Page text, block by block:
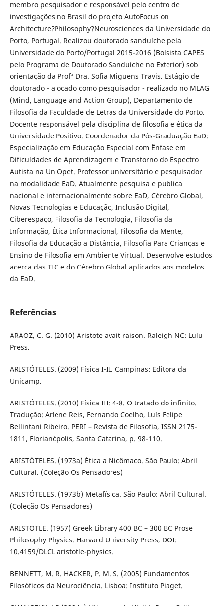
membro pesquisador e responsável pelo centro de
investigações no Brasil do projeto AutoFocus on
Architecture?Philosophy?Neurosciences da Universidade do
Porto, Portugal. Realizou doutorado sanduíche pela
Universidade do Porto/Portugal 2015-2016 (Bolsista CAPES
pelo Programa de Doutorado Sanduíche no Exterior) sob
orientação da Profª Dra. Sofia Miguens Travis. Estágio de
doutorado - alocado como pesquisador - realizado no MLAG
(Mind, Language and Action Group), Departamento de
Filosofia da Faculdade de Letras da Universidade do Porto.
Docente responsável pela disciplina de filosofia e ética da
Universidade Positivo. Coordenador da Pós-Graduação EaD:
Especialização em Educação Especial com Ênfase em
Dificuldades de Aprendizagem e Transtorno do Espectro
Autista na UniOpet. Professor universitário e pesquisador
na modalidade EaD. Atualmente pesquisa e publica
nacional e internacionalmente sobre EaD, Cérebro Global,
Novas Tecnologias e Educação, Inclusão Digital,
Ciberespaço, Filosofia da Tecnologia, Filosofia da
Informação, Ética Informacional, Filosofia da Mente,
Filosofia da Educação a Distância, Filosofia Para Crianças e
Ensino de Filosofia em Ambiente Virtual. Desenvolve estudos
acerca das TIC e do Cérebro Global aplicados aos modelos
da EaD.
Referências
ARAOZ, C. G. (2010) Aristote avait raison. Raleigh NC: Lulu
Press.
ARISTÓTELES. (2009) Física I-II. Campinas: Editora da
Unicamp.
ARISTÓTELES. (2010) Física III: 4-8. O tratado do infinito.
Tradução: Arlene Reis, Fernando Coelho, Luís Felipe
Bellintani Ribeiro. PERI – Revista de Filosofia, ISSN 2175-
1811, Florianópolis, Santa Catarina, p. 98-110.
ARISTÓTELES. (1973a) Ética a Nicômaco. São Paulo: Abril
Cultural. (Coleção Os Pensadores)
ARISTÓTELES. (1973b) Metafísica. São Paulo: Abril Cultural.
(Coleção Os Pensadores)
ARISTOTLE. (1957) Greek Library 400 BC – 300 BC Prose
Philosophy Physics. Harvard University Press, DOI:
10.4159/DLCL.aristotle-physics.
BENNETT, M. R. HACKER, P. M. S. (2005) Fundamentos
Filosóficos da Neurociência. Lisboa: Instituto Piaget.